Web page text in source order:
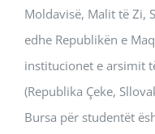
Moldavisë, Malit të Zi,
edhe Republikën e
institucionet e arsimit
(Republika Çeke,
Bursa për studentët